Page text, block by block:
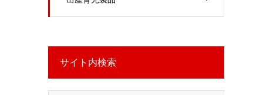
サイト内検索